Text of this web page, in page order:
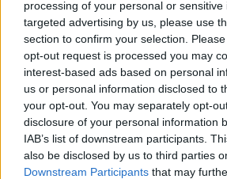
processing of your personal or
targeted advertising by us, please use
section to confirm your selection.
opt-out request is processed you may
interest-based ads based on personal
us or personal information disclosed to
your opt-out. You may separately opt-
disclosure of your personal information
IAB’s list of downstream participants.
also be disclosed by us to third parties
Downstream Participants that may
AUTORE
AiAdhubMedia